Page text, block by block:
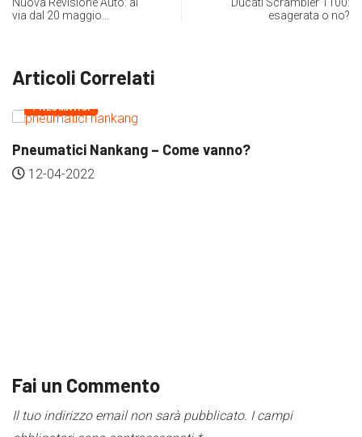
Nuova Revisione Auto: al
via dal 20 maggio…
Ducati Scrambler 1100:
esagerata o no?
Articoli Correlati
Nankang – Come vanno?
Fai un Commento
Il tuo indirizzo email non sarà pubblicato. I campi